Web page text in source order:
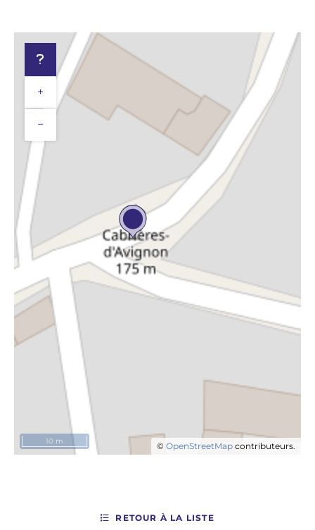
+
−
© OpenStreetMap contributeurs.
10 m
RETOUR À LA LISTE